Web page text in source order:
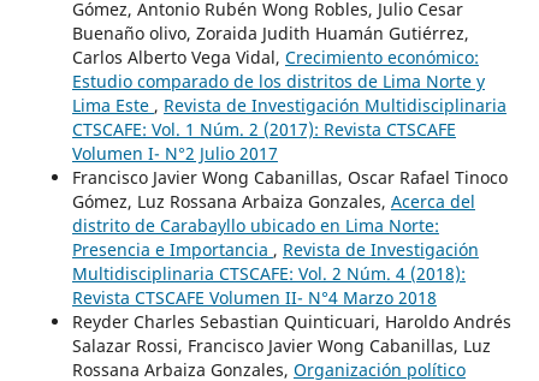
Gómez, Antonio Rubén Wong Robles, Julio Cesar
Buenaño olivo, Zoraida Judith Huamán Gutiérrez,
Carlos Alberto Vega Vidal, Crecimiento económico:
Estudio comparado de los distritos de Lima Norte y
Lima Este , Revista de Investigación Multidisciplinaria
CTSCAFE: Vol. 1 Núm. 2 (2017): Revista CTSCAFE
Volumen I- N°2 Julio 2017
Francisco Javier Wong Cabanillas, Oscar Rafael Tinoco
Gómez, Luz Rossana Arbaiza Gonzales, Acerca del
distrito de Carabayllo ubicado en Lima Norte:
Presencia e Importancia , Revista de Investigación
Multidisciplinaria CTSCAFE: Vol. 2 Núm. 4 (2018):
Revista CTSCAFE Volumen II- N°4 Marzo 2018
Reyder Charles Sebastian Quinticuari, Haroldo Andrés
Salazar Rossi, Francisco Javier Wong Cabanillas, Luz
Rossana Arbaiza Gonzales, Organización político